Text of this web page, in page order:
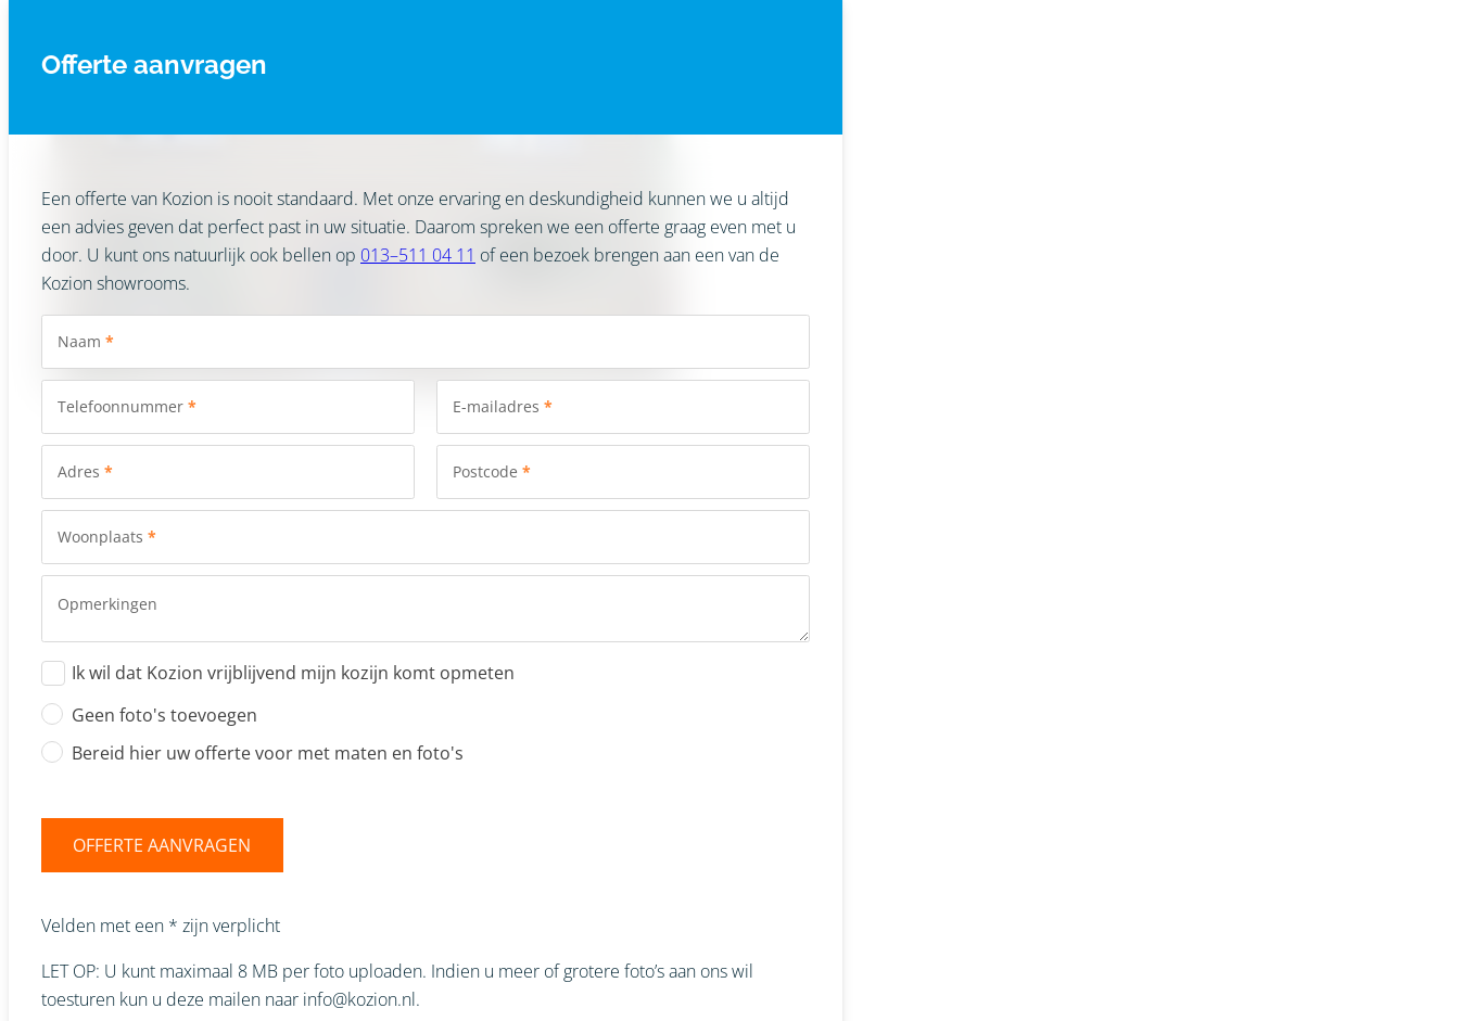
Offerte aanvragen
Een offerte van Kozion is nooit standaard. Met onze ervaring en deskundigheid kunnen we u altijd
een advies geven dat perfect past in uw situatie. Daarom spreken we een offerte graag even met u
door. U kunt ons natuurlijk ook bellen op 013–511 04 11 of een bezoek brengen aan een van de
Kozion showrooms.
Naam *
Telefoonnummer * E-mailadres *
Adres * Postcode *
Woonplaats *
Opmerkingen
Ik wil dat Kozion vrijblijvend mijn kozijn komt opmeten
Geen foto's toevoegen
Bereid hier uw offerte voor met maten en foto's
OFFERTE AANVRAGEN
Velden met een * zijn verplicht
LET OP: U kunt maximaal 8 MB per foto uploaden. Indien u meer of grotere foto’s aan ons wil
toesturen kun u deze mailen naar info@kozion.nl.